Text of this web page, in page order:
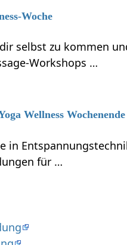
Woche
selbst zu kommen
Workshops …
Wellness Wochenende
in
für …